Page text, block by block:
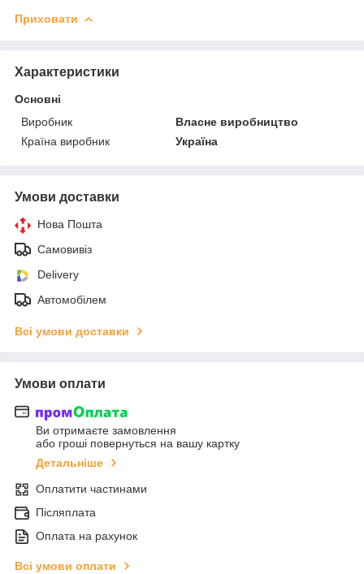
Приховати
Характеристики
Основні
Виробник
Власне виробництво
Країна виробник
Україна
Умови доставки
Нова Пошта
Самовивіз
Delivery
Автомобілем
Всі умови доставки
Умови оплати
Ви отримаєте замовлення
або гроші повернуться на вашу картку
Детальніше
Оплатити частинами
Післяплата
Оплата на рахунок
Всі умови оплати